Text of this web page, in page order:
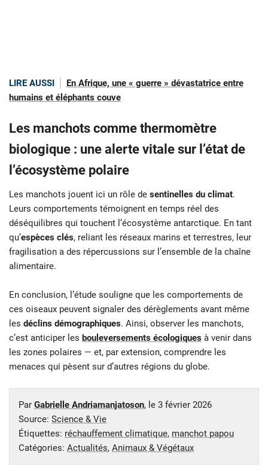
LIRE AUSSI
En Afrique, une « guerre » dévastatrice entre
humains et éléphants couve
Les manchots comme thermomètre
biologique : une alerte vitale sur l’état de
l’écosystème polaire
Les manchots jouent ici un rôle de sentinelles du climat.
Leurs comportements témoignent en temps réel des
déséquilibres qui touchent l’écosystème antarctique. En tant
qu’espèces clés, reliant les réseaux marins et terrestres, leur
fragilisation a des répercussions sur l’ensemble de la chaîne
alimentaire.
En conclusion, l’étude souligne que les comportements de
ces oiseaux peuvent signaler des dérèglements avant même
les déclins démographiques. Ainsi, observer les manchots,
c’est anticiper les bouleversements écologiques à venir dans
les zones polaires — et, par extension, comprendre les
menaces qui pèsent sur d’autres régions du globe.
Par Gabrielle Andriamanjatoson, le 3 février 2026
Source: Science & Vie
Étiquettes: réchauffement climatique, manchot papou
Catégories: Actualités, Animaux & Végétaux